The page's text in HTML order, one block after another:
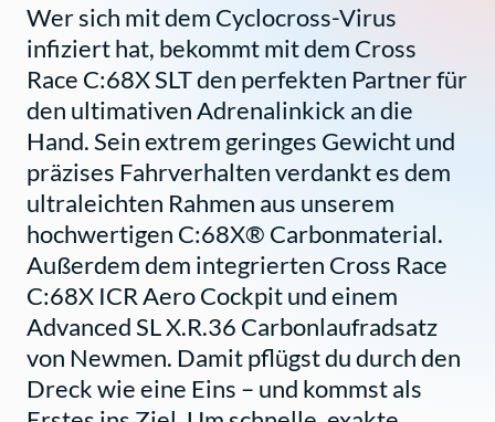
Wer sich mit dem Cyclocross-Virus
infiziert hat, bekommt mit dem Cross
Race C:68X SLT den perfekten Partner für
den ultimativen Adrenalinkick an die
Hand. Sein extrem geringes Gewicht und
präzises Fahrverhalten verdankt es dem
ultraleichten Rahmen aus unserem
hochwertigen C:68X® Carbonmaterial.
Außerdem dem integrierten Cross Race
C:68X ICR Aero Cockpit und einem
Advanced SL X.R.36 Carbonlaufradsatz
von Newmen. Damit pflügst du durch den
Dreck wie eine Eins – und kommst als